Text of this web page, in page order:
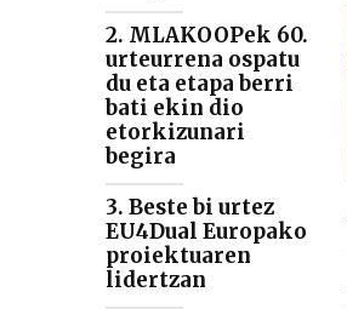
2. MLAKOOPek 60.
urteurrena ospatu
du eta etapa berri
bati ekin dio
etorkizunari
begira
3. Beste bi urtez
EU4Dual Europako
proiektuaren
lidertzan